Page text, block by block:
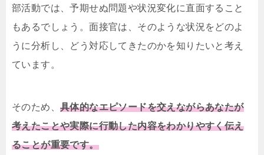
部活動では、予期せぬ問題や状況変化に直面すること
もあるでしょう。面接官は、そのような状況をどのよ
うに分析し、どう対応してきたのかを知りたいと考え
ています。
そのため、 具体的なエピソードを交えながらあなたが
考えたことや実際に行動した内容をわかりやすく伝え
ることが重要です。